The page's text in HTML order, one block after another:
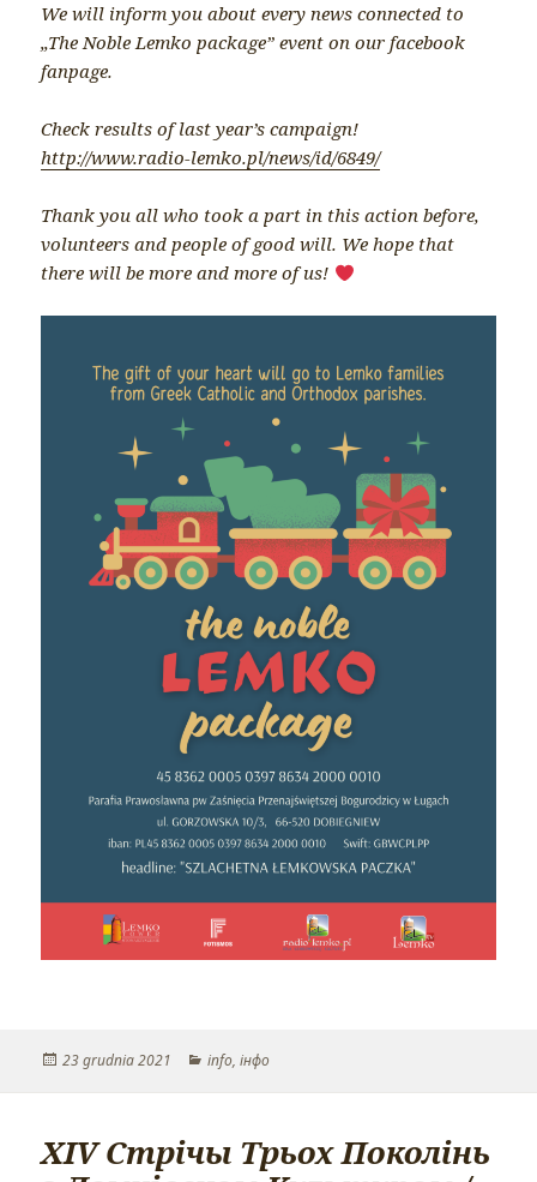
We will inform you about every news connected to
„The Noble Lemko package” event on our facebook
fanpage.
Check results of last year’s campaign!
http://www.radio-lemko.pl/news/id/6849/
Thank you all who took a part in this action before,
volunteers and people of good will. We hope that
there will be more and more of us!
Opublikowano
23 grudnia 2021 Kategorie
info,інфо
XIV Стрічы Трьох Поколінь